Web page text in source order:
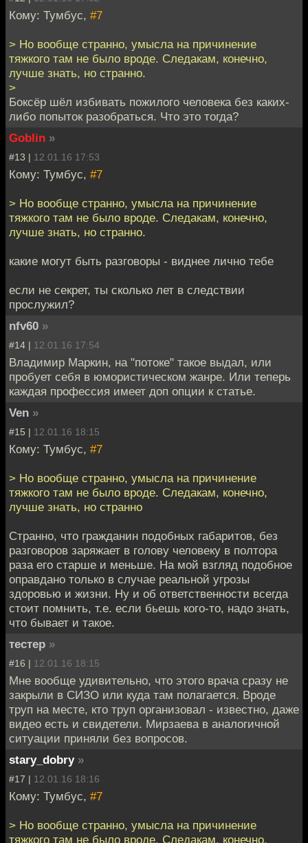
Кому: Тумбус, #7
> Но вообще странно, умысла на причинение
тяжкого там не было вроде. Следакам, конечно,
лучше знать, но странно.
>
Боксёр шёл избивать пожилого человека без каких-
либо попыток разобраться. Что это тогда?
Goblin »
#13 | 12.01.16 17:53
Кому: Тумбус, #7
> Но вообще странно, умысла на причинение
тяжкого там не было вроде. Следакам, конечно,
лучше знать, но странно.
какие могут быть разговоры - виднее лично тебе
если не секрет, ты сколько лет в следствии
прослужил?
nfv60 »
#14 | 12.01.16 17:54
Владимир Маркин, на "потоке" такое выдал, или
пробует себя в юмористическом жанре. Или теперь
каждая профессия имеет доп опции к статье.
Ven »
#15 | 12.01.16 18:15
Кому: Тумбус, #7
> Но вообще странно, умысла на причинение
тяжкого там не было вроде. Следакам, конечно,
лучше знать, но странно
Странно, что гражданин подобных габаритов, без
разговоров заряжает в голову человеку в полтора
раза его старше и меньше. На мой взгляд подобное
оправдано только в случае реальной угрозы
здоровью и жизни. Ну и об ответственности всегда
стоит помнить, т.е. если бьешь кого-то, надо знать,
что бывает и такое.
тестер »
#16 | 12.01.16 18:15
Мне вообще удивительно, что этого врача сразу не
закрыли в СИЗО или куда там полагается. Вроде
труп на месте, кто труп организовал - известно, даже
видео есть и свидетели. Мирзаева в аналогичной
ситуации приняли без вопросов.
stary_dobry »
#17 | 12.01.16 18:16
Кому: Тумбус, #7
> Но вообще странно, умысла на причинение
тяжкого там не было вроде. Следакам, конечно,